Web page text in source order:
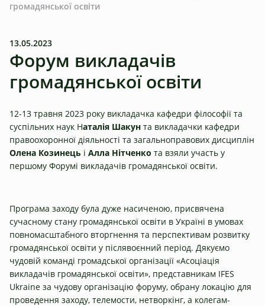
громадянської освіти
13.05.2023
Форум викладачів
громадянської освіти
12-13 травня 2023 року викладачка кафедри філософії та
суспільних наук Наталія Шакун та викладачки кафедри
правоохоронної діяльності та загальноправових дисциплін
Олена Козинець і Алла Нітченко та взяли участь у
першому Форумі викладачів громадянської освіти.
Програма заходу була дуже насиченою, присвячена
сучасному стану громадянської освіти в Україні в умовах
повномасштабного вторгнення та перспективам розвитку
громадянської освіти у післявоєнний період. Дякуємо
чудовій команді громадської організації «Асоціація
викладачів громадянської освіти», представникам IFES
Ukraine за чудову організацію форуму, обрану локацію для
проведення заходу, телемости, нетворкінг, а колегам-